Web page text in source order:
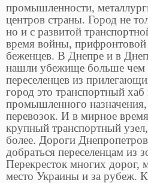
промышленности,
центров страны. Город не
но и с развитой
время войны,
беженцев. В Днепре и в
нашли убежище больше чем
переселенцев из
город это транспортный хаб
промышленного
перевозок. И в мирное
крупный транспортный
более. Дороги
добраться переселенцам из
Перекресток многих дорог,
место Украины и за рубеж.